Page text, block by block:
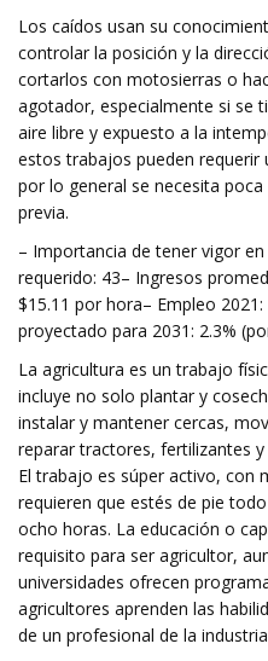
Los caídos usan su
controlar la posición y la
cortarlos con motosierras o
agotador, especialmente si se
aire libre y expuesto a la
estos trabajos pueden requerir
por lo general se necesita
previa.
– Importancia de tener vigor
requerido: 43– Ingresos
$15.11 por hora– Empleo
proyectado para 2031: 2.3%
La agricultura es un trabajo
incluye no solo plantar y
instalar y mantener cercas,
reparar tractores, fertilizantes
El trabajo es súper activo, con
requieren que estés de pie
ocho horas. La educación o
requisito para ser agricultor,
universidades ofrecen
agricultores aprenden las
de un profesional de la